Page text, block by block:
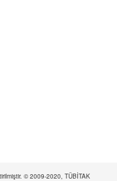
© 2009-2020, TÜBİTAK